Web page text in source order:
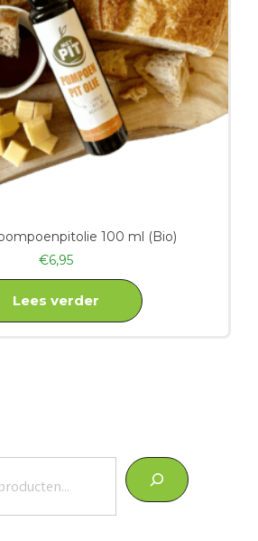
100 ml (Bio)
€6,95
Lees verder